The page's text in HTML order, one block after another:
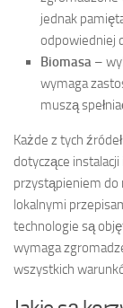
jednak
odpowiedniej
Biomasa –
wymaga
muszą
Każde z tych
dotyczące
przystąpieniem do
lokalnymi
technologie są
wymaga
wszystkich